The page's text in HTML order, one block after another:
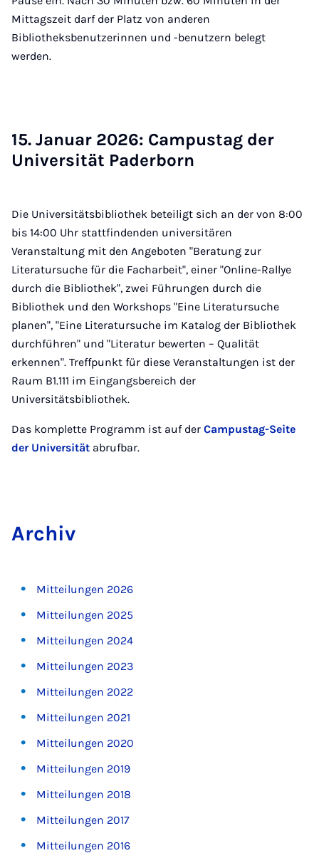
Mittagszeit darf der Platz von anderen
Bibliotheksbenutzerinnen und -benutzern belegt
werden.
15. Ja­nu­ar 2026: Cam­pus­tag der
Uni­ver­si­tät Pa­der­born
Die Universitätsbibliothek beteiligt sich an der von 8:00
bis 14:00 Uhr stattfindenden universitären
Veranstaltung mit den Angeboten "Beratung zur
Literatursuche für die Facharbeit", einer "Online-Rallye
durch die Bibliothek", zwei Führungen durch die
Bibliothek und den Workshops "Eine Literatursuche
planen", "Eine Literatursuche im Katalog der Bibliothek
durchführen" und "Literatur bewerten – Qualität
erkennen". Treffpunkt für diese Veranstaltungen ist der
Raum B1.111 im Eingangsbereich der
Universitätsbibliothek.
Das komplette Programm ist auf der Campustag-Seite
der Universität abrufbar.
Ar­chiv
Mitteilungen 2026
Mitteilungen 2025
Mitteilungen 2024
Mitteilungen 2023
Mitteilungen 2022
Mitteilungen 2021
Mitteilungen 2020
Mitteilungen 2019
Mitteilungen 2018
Mitteilungen 2017
Mitteilungen 2016